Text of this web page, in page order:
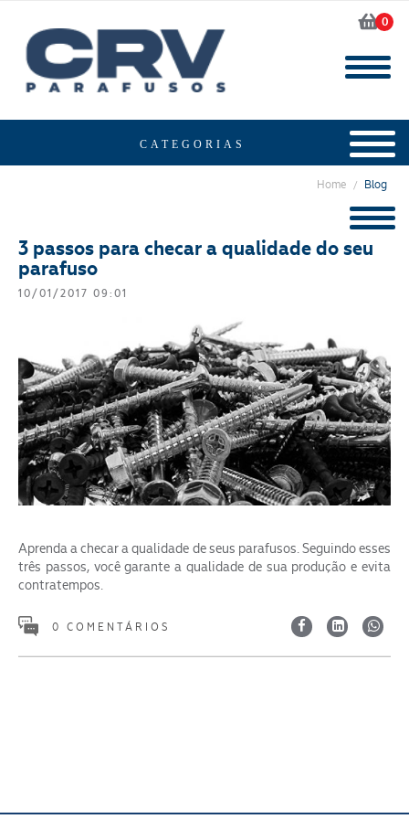
0
Home / Blog
3 passos para checar a qualidade do seu
parafuso
10/01/2017 09:01
Aprenda a checar a qualidade de seus parafusos. Seguindo esses
três passos, você garante a qualidade de sua produção e evita
contratempos.
0 COMENTÁRIOS
Segmento
ENVIAR